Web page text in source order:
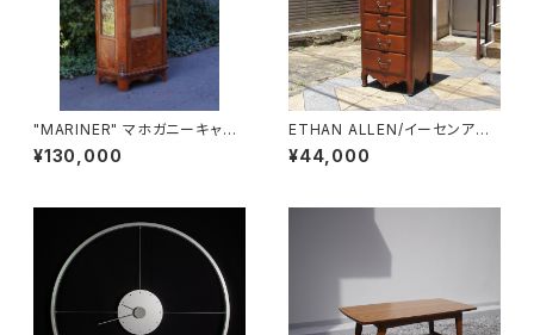
"MARINER" マホガニーキャビ
ネット
¥130,000
ETHAN ALLEN/イーセンアー
レン 7段トールチェスト
¥44,000